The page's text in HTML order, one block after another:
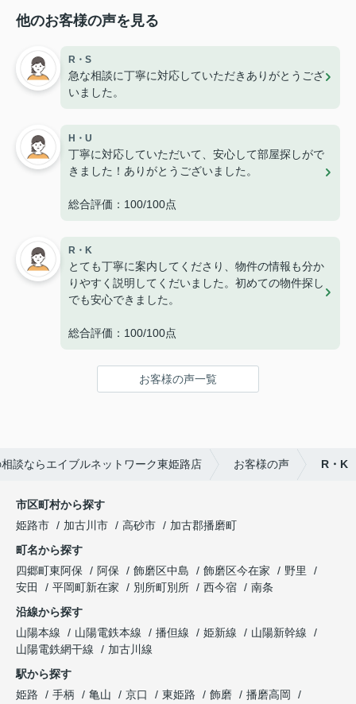
他のお客様の声を見る
R・S
急な相談に丁寧に対応していただきありがとうござ
いました。
H・U
丁寧に対応していただいて、安心して部屋探しがで
きました！ありがとうございました。
総合評価：100/100点
R・K
とても丁寧に案内してくださり、物件の情報も分か
りやすく説明してくだいました。初めての物件探し
でも安心できました。
総合評価：100/100点
お客様の声一覧
談ならエイブルネットワーク東姫路店 お客様の声 R・K
市区町村から探す
姫路市
加古川市 高砂市
加古郡播磨町
町名から探す
四郷町東阿保
阿保 飾磨区中島 飾磨区今在家
野里
安田
平岡町新在家 別所町別所 西今宿
南条
沿線から探す
山陽本線
山陽電鉄本線 播但線 姫新線
山陽新幹線
山陽電鉄網干線
加古川線
駅から探す
姫路
手柄 亀山 京口 東姫路 飾磨
播磨高岡